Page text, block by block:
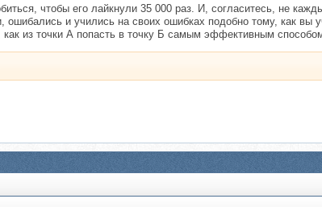
чтобы его лайкнули 35 000 раз. И, согласитесь, не
и учились на своих ошибках подобно тому, как вы
как из точки А попасть в точку Б самым эффективным